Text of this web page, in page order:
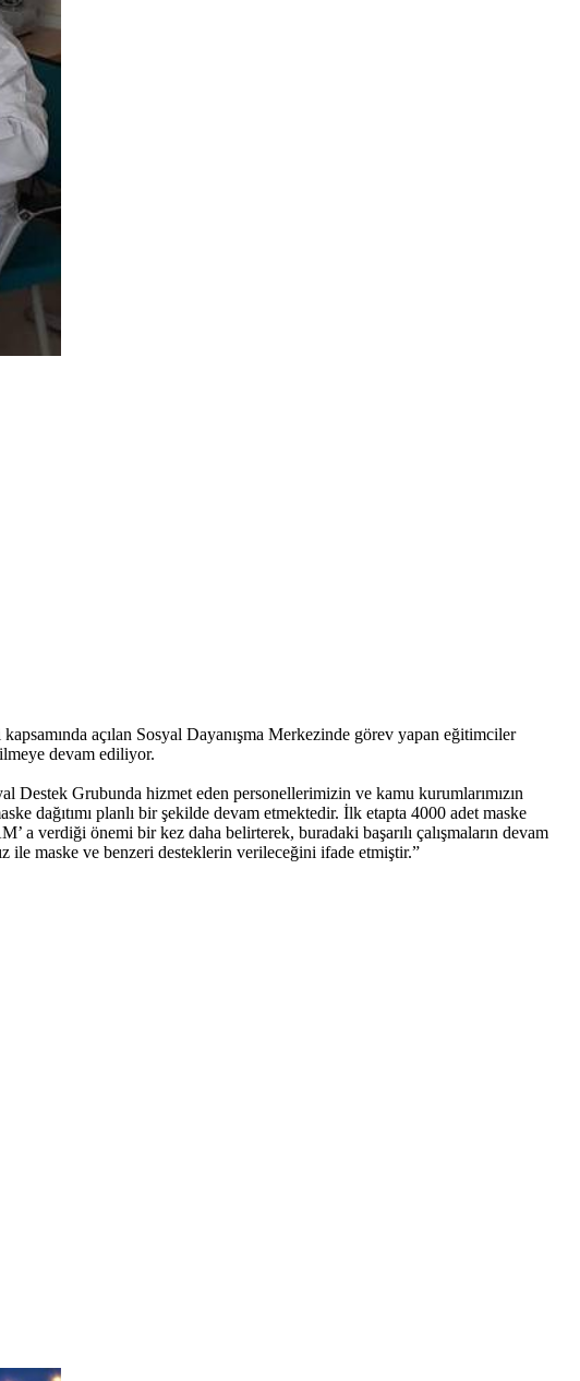
açılan Sosyal Dayanışma Merkezinde görev yapan eğitimciler
devam ediliyor.
Destek Grubunda hizmet eden personellerimizin ve kamu kurumlarımızın
dağıtımı planlı bir şekilde devam etmektedir. İlk etapta 4000 adet maske
a verdiği önemi bir kez daha belirterek, buradaki başarılı çalışmaların devam
ile maske ve benzeri desteklerin verileceğini ifade etmiştir.”